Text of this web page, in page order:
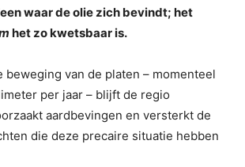
waar de olie zich bevindt; het
het zo kwetsbaar is.
beweging van de platen – momenteel
per jaar – blijft de regio
aardbevingen en versterkt de
die deze precaire situatie hebben